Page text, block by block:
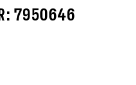
7950646